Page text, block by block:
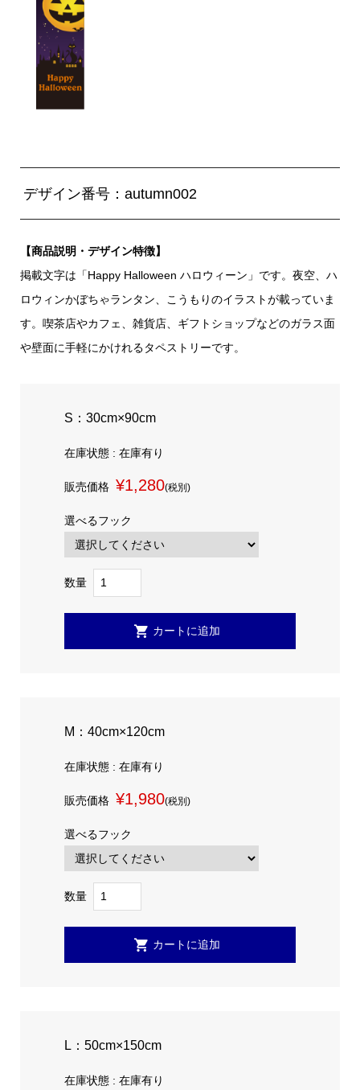
デザイン番号：autumn002
【商品説明・デザイン特徴】
掲載文字は「Happy Halloween ハロウィーン」です。夜空、ハ
ロウィンかぼちゃランタン、こうもりのイラストが載っていま
す。喫茶店やカフェ、雑貨店、ギフトショップなどのガラス面
や壁面に手軽にかけれるタペストリーです。
S：30cm×90cm
在庫状態 : 在庫有り
販売価格 ¥1,280(税別)
選べるフック
数量
M：40cm×120cm
在庫状態 : 在庫有り
販売価格 ¥1,980(税別)
選べるフック
数量
L：50cm×150cm
在庫状態 : 在庫有り